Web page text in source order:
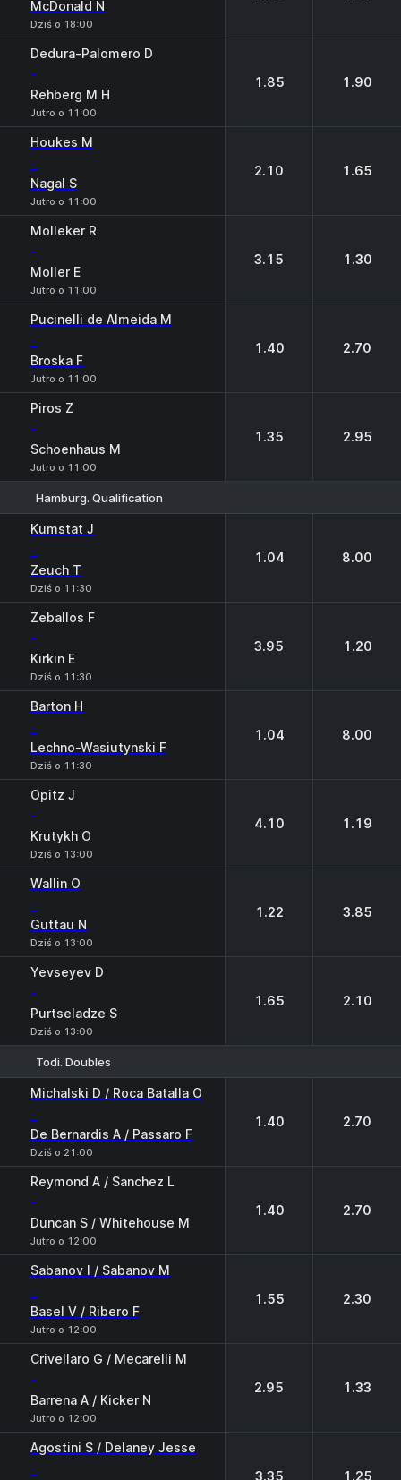
McDonald N
Dziś o 18:00
Dedura-Palomero D
-
Rehberg M H
Jutro o 11:00
1.85 1.90
Houkes M
-
Nagal S
Jutro o 11:00
2.10 1.65
Molleker R
-
Moller E
Jutro o 11:00
3.15 1.30
Pucinelli de Almeida M
-
Broska F
Jutro o 11:00
1.40 2.70
Piros Z
-
Schoenhaus M
Jutro o 11:00
1.35 2.95
Hamburg. Qualification
Kumstat J
-
Zeuch T
Dziś o 11:30
1.04 8.00
Zeballos F
-
Kirkin E
Dziś o 11:30
3.95 1.20
Barton H
-
Lechno-Wasiutynski F
Dziś o 11:30
1.04 8.00
Opitz J
-
Krutykh O
Dziś o 13:00
4.10 1.19
Wallin O
-
Guttau N
Dziś o 13:00
1.22 3.85
Yevseyev D
-
Purtseladze S
Dziś o 13:00
1.65 2.10
Todi. Doubles
Michalski D / Roca Batalla O
-
De Bernardis A / Passaro F
Dziś o 21:00
1.40 2.70
Reymond A / Sanchez L
-
Duncan S / Whitehouse M
Jutro o 12:00
1.40 2.70
Sabanov I / Sabanov M
-
Basel V / Ribero F
Jutro o 12:00
1.55 2.30
Crivellaro G / Mecarelli M
-
Barrena A / Kicker N
Jutro o 12:00
2.95 1.33
Agostini S / Delaney Jesse
- 3.35 1.25